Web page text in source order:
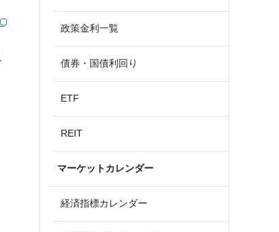
政策金利一覧
債券・国債利回り
ETF
REIT
マーケットカレンダー
経済指標カレンダー